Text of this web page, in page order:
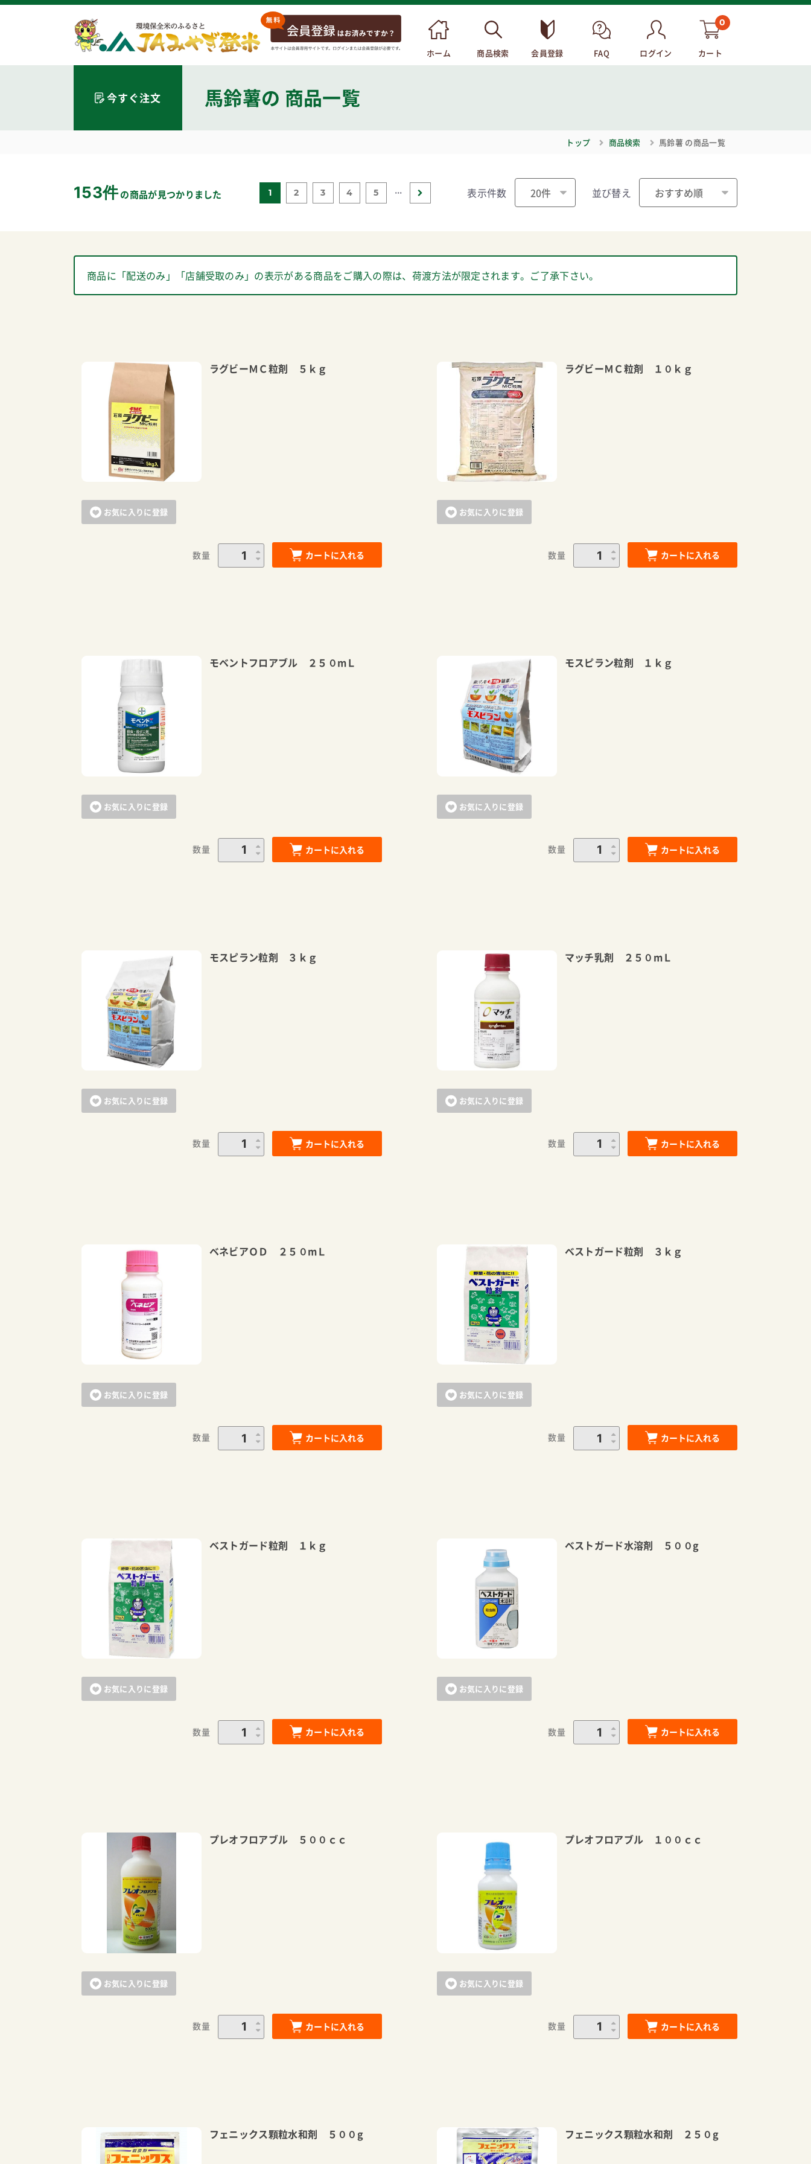
ホーム 商品検索 会員登録 FAQ ログイン
0
カート
今すぐ注文 馬鈴薯の 商品一覧
トップ 商品検索 馬鈴薯 の商品一覧
153件の商品が見つかりました 1 2 3 4 5 ... 表示件数 並び替え
商品に「配送のみ」「店舗受取のみ」の表示がある商品をご購入の際は、荷渡方法が限定されます。ご了承下さい。
お気に入りに登録
ラグビーＭＣ粒剤 ５ｋｇ
数量 カートに入れる
お気に入りに登録
ラグビーＭＣ粒剤 １０ｋｇ
数量 カートに入れる
お気に入りに登録
モベントフロアブル ２５０mＬ
数量 カートに入れる
お気に入りに登録
モスピラン粒剤 １ｋｇ
数量 カートに入れる
お気に入りに登録
モスピラン粒剤 ３ｋｇ
数量 カートに入れる
お気に入りに登録
マッチ乳剤 ２５０mＬ
数量 カートに入れる
お気に入りに登録
ベネビアＯＤ ２５０mＬ
数量 カートに入れる
お気に入りに登録
ベストガード粒剤 ３ｋｇ
数量 カートに入れる
お気に入りに登録
ベストガード粒剤 １ｋｇ
数量 カートに入れる
お気に入りに登録
ベストガード水溶剤 ５００g
数量 カートに入れる
お気に入りに登録
プレオフロアブル ５００ｃｃ
数量 カートに入れる
お気に入りに登録
プレオフロアブル １００ｃｃ
数量 カートに入れる
フェニックス顆粒水和剤 ５００g フェニックス顆粒水和剤 ２５０g
カートに追加しました。
カートへ進む